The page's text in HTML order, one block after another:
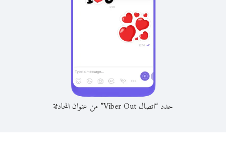
حدد “اتصال Viber Out” من عنوان المحادثة